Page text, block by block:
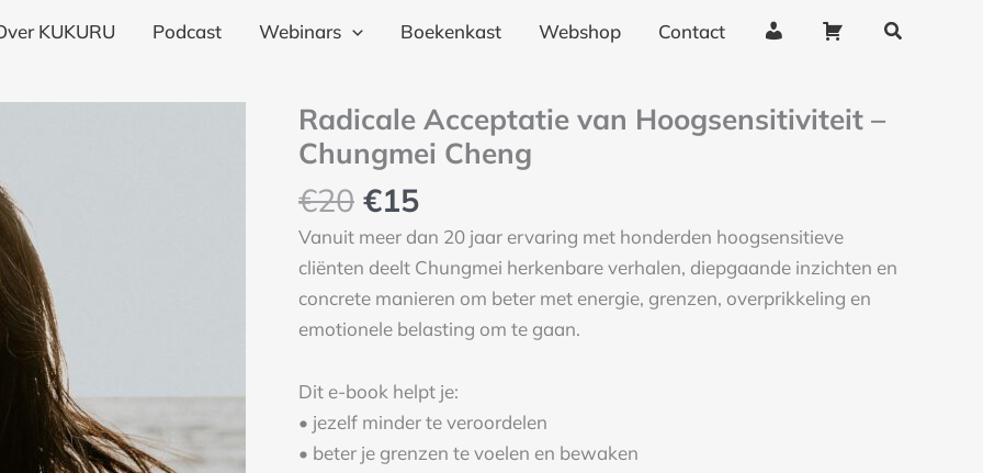
KUKURU Podcast Webinars Boekenkast Webshop Contact
o
g
e
g
W
k
a
g
e
Zoeken
Radicale Acceptatie van Hoogsensitiviteit –
Chungmei Cheng
€20
Oorspronkelijke
prijs
was:
€20.
€15
Huidige
prijs
is:
€15.
Vanuit meer dan 20 jaar ervaring met honderden hoogsensitieve
cliënten deelt Chungmei herkenbare verhalen, diepgaande inzichten en
concrete manieren om beter met energie, grenzen, overprikkeling en
emotionele belasting om te gaan.
Dit e-book helpt je:
• jezelf minder te veroordelen
• beter je grenzen te voelen en bewaken
€20.€15.